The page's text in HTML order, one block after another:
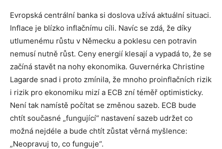
Evropská centrální banka si doslova užívá aktuální situaci.
Inflace je blízko inflačnímu cíli. Navíc se zdá, že díky
utlumenému růstu v Německu a poklesu cen potravin
nemusí nutně růst. Ceny energií klesají a vypadá to, že se
začíná stavět na nohy ekonomika. Guvernérka Christine
Lagarde snad i proto zmínila, že mnoho proinflačních rizik
i rizik pro ekonomiku mizí a ECB zní téměř optimisticky.
Není tak namístě počítat se změnou sazeb. ECB bude
chtít současné „fungující“ nastavení sazeb udržet co
možná nejdéle a bude chtít zůstat věrná myšlence:
„Neopravuj to, co funguje“.